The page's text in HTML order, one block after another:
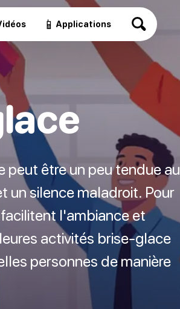
📱 Applications
peut être un peu tendue au
un silence maladroit. Pour
l'ambiance et
activités brise-glace
personnes de manière